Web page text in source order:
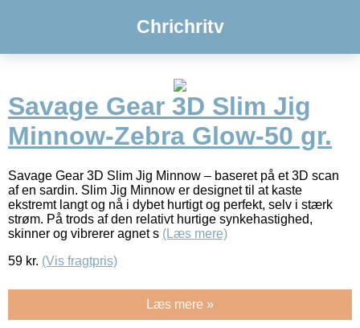
Chrichritv
Savage Gear 3D Slim Jig
Minnow-Zebra Glow-50 gr.
Savage Gear 3D Slim Jig Minnow – baseret på et 3D scan
af en sardin. Slim Jig Minnow er designet til at kaste
ekstremt langt og nå i dybet hurtigt og perfekt, selv i stærk
strøm. På trods af den relativt hurtige synkehastighed,
skinner og vibrerer agnet s (Læs mere)
59 kr. (Vis fragtpris)
Læs mere »